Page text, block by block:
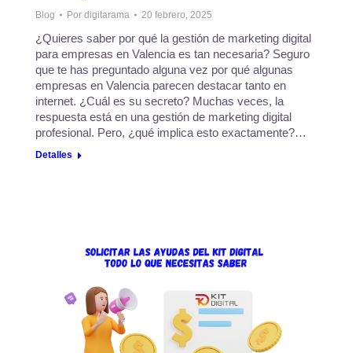
Blog Por digitarama 20 febrero, 2025
¿Quieres saber por qué la gestión de marketing digital
para empresas en Valencia es tan necesaria? Seguro
que te has preguntado alguna vez por qué algunas
empresas en Valencia parecen destacar tanto en
internet. ¿Cuál es su secreto? Muchas veces, la
respuesta está en una gestión de marketing digital
profesional. Pero, ¿qué implica esto exactamente?…
Detalles